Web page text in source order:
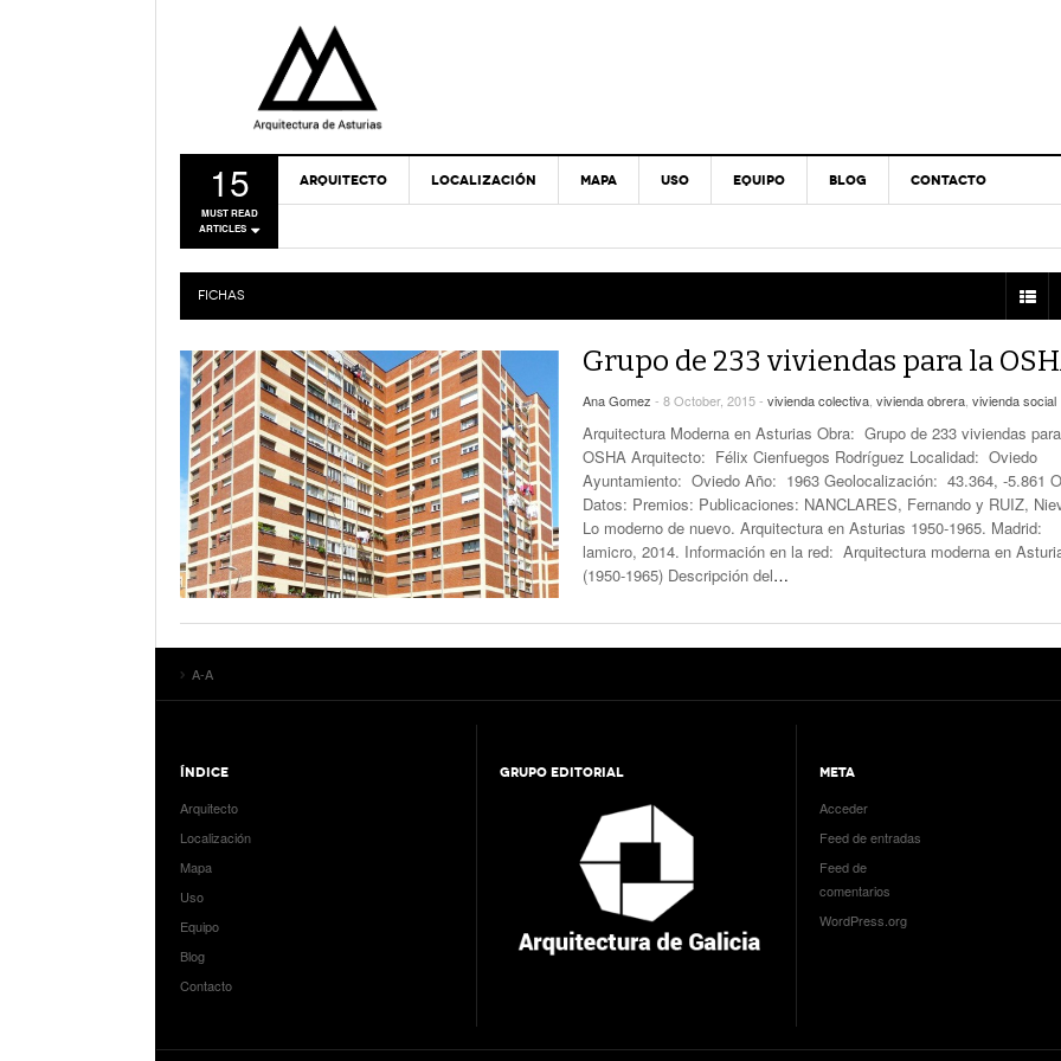
15
MUST READ
ARTICLES
ARQUITECTO LOCALIZACIÓN MAPA USO EQUIPO BLOG CONTACTO
FICHAS
Grupo de 233 viviendas para la
Ana Gomez - 8 October, 2015 - vivienda colectiva vivienda obrera vivienda social
Arquitectura Moderna en Asturias Obra: Grupo de 233 viviendas
OSHA Arquitecto: Félix Cienfuegos Rodríguez Localidad: Oviedo
Ayuntamiento: Oviedo Año: 1963 Geolocalización: 43.364, -5.861
Datos: Premios: Publicaciones: NANCLARES, Fernando y RUIZ,
Lo moderno de nuevo. Arquitectura en Asturias 1950-1965. Madrid:
lamicro, 2014. Información en la red: Arquitectura moderna en
(1950-1965) Descripción del…
A-A
ÍNDICE
Arquitecto
Localización
Mapa
Uso
Equipo
Blog
Contacto
GRUPO EDITORIAL META
Acceder
Feed de entradas
Feed de
comentarios
WordPress.org